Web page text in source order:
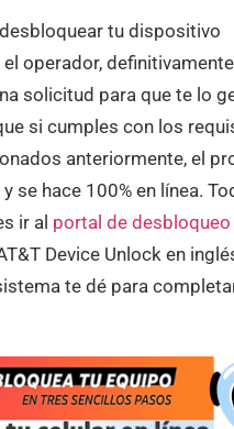
tu dispositivo
operador,
solicitud para que te lo
si cumples con los
anteriormente, el
se hace 100% en línea.
ir al portal de desbloqueo
Device Unlock en
te dé para